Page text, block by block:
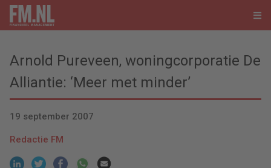
Arnold Pureveen, woningcorporatie De
Alliantie: ‘Meer met minder’
19 september 2007
Redactie FM